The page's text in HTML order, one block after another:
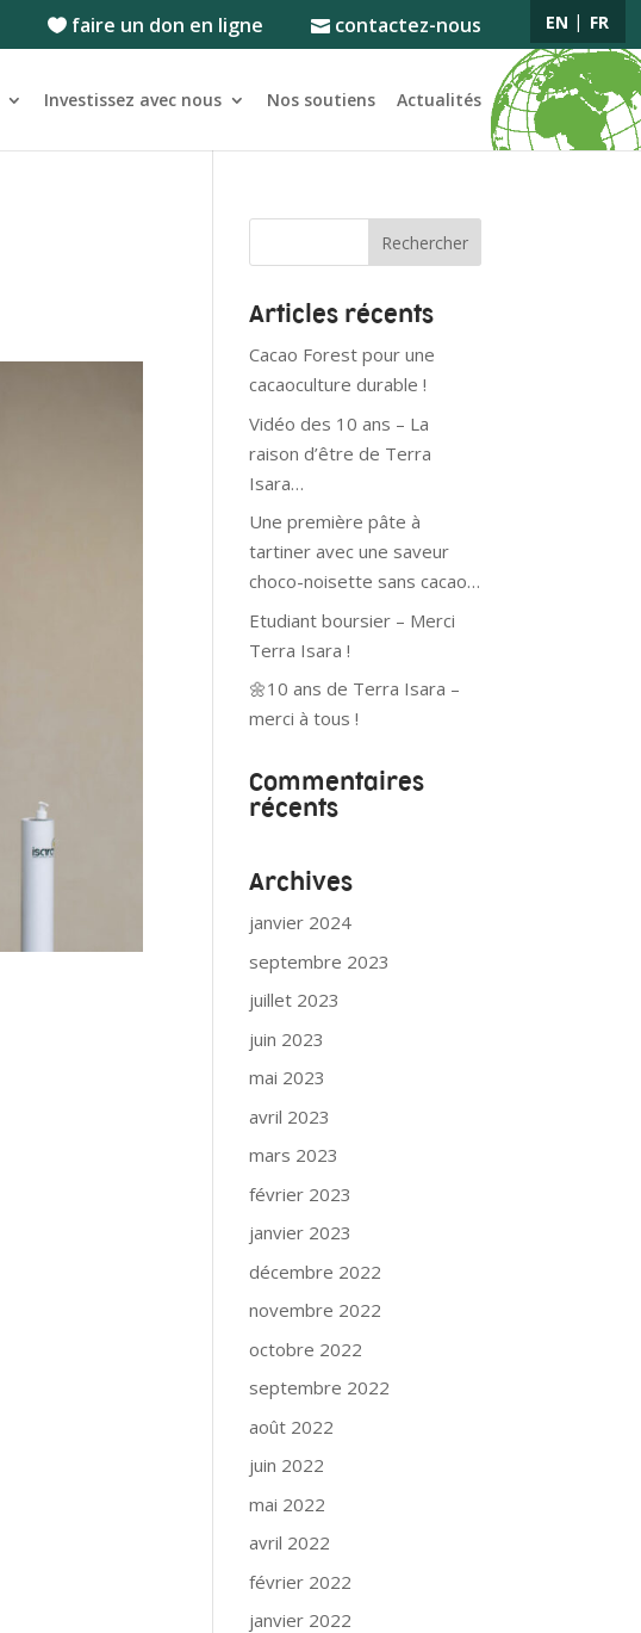
faire un don en ligne contactez-nous
Investissez avec nous Nos soutiens Actualités
Articles récents
Cacao Forest pour une
cacaoculture durable !
Vidéo des 10 ans – La
raison d’être de Terra
Isara…
Une première pâte à
tartiner avec une saveur
choco-noisette sans cacao…
Etudiant boursier – Merci
Terra Isara !
🌼10 ans de Terra Isara –
merci à tous !
Commentaires
récents
Archives
janvier 2024
septembre 2023
juillet 2023
juin 2023
mai 2023
avril 2023
mars 2023
février 2023
janvier 2023
décembre 2022
novembre 2022
octobre 2022
septembre 2022
août 2022
juin 2022
mai 2022
avril 2022
février 2022
janvier 2022
EN FR